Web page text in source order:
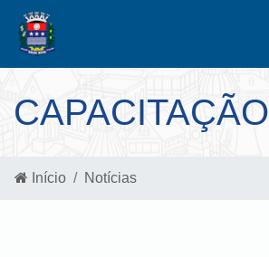
CAPACITAÇÃO
Início Notícias